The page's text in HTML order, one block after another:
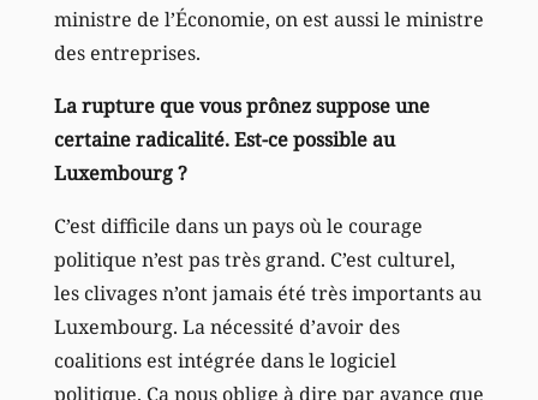
ministre de l’Économie, on est aussi le ministre
des entreprises.
La rupture que vous prônez suppose une
certaine radicalité. Est-ce possible au
Luxembourg ?
C’est difficile dans un pays où le courage
politique n’est pas très grand. C’est culturel,
les clivages n’ont jamais été très importants au
Luxembourg. La nécessité d’avoir des
coalitions est intégrée dans le logiciel
politique. Ça nous oblige à dire par avance que